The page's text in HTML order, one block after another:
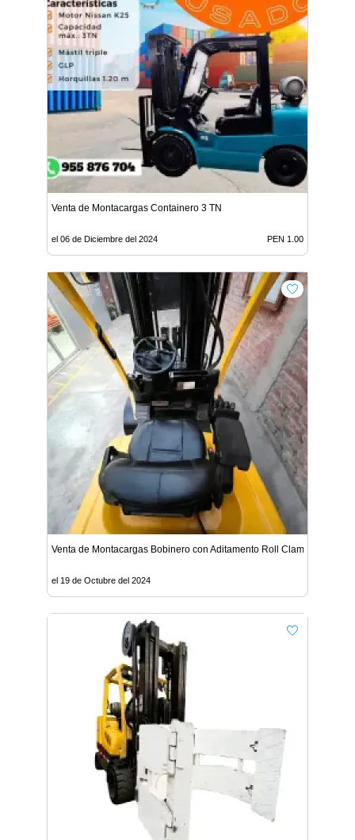
Venta de Montacargas Containero 3 TN
el 06 de Diciembre del 2024 PEN 1.00
Venta de Montacargas Bobinero con Aditamento Roll Clamp - Lima
el 19 de Octubre del 2024